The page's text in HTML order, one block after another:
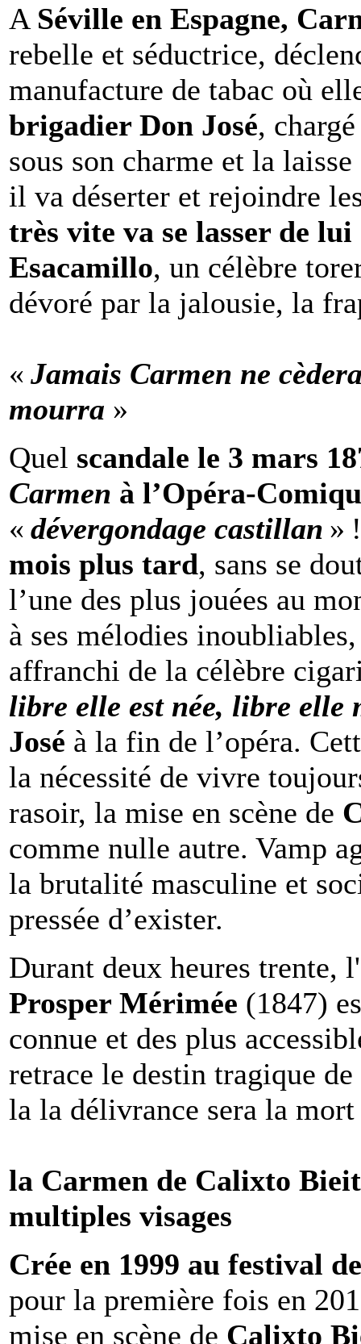
A Séville en Espagne,
rebelle et séductrice,
manufacture de tabac où
brigadier Don José,
sous son charme et la
il va déserter et rejoindre
très vite va se lasser de
Esacamillo, un célèbre
dévoré par la jalousie, la
« Jamais Carmen ne
mourra »
Quel scandale le 3 mars
Carmen à
« dévergondage castillan »
mois plus tard, sans se
l’une des plus jouées au
à ses mélodies
affranchi de la célèbre
libre elle est née, libre elle
José à la fin de l’opéra.
la nécessité de vivre
rasoir, la mise en scène de
comme nulle autre. Vamp
la brutalité masculine et
pressée d’exister.
Durant deux heures trente,
Prosper Mérimée (1847)
connue et des plus
retrace le destin tragique
la la délivrance sera la mort
la Carmen de Calixto
multiples visages
Crée en 1999 au festival
pour la première fois en
mise en scène de Calixto